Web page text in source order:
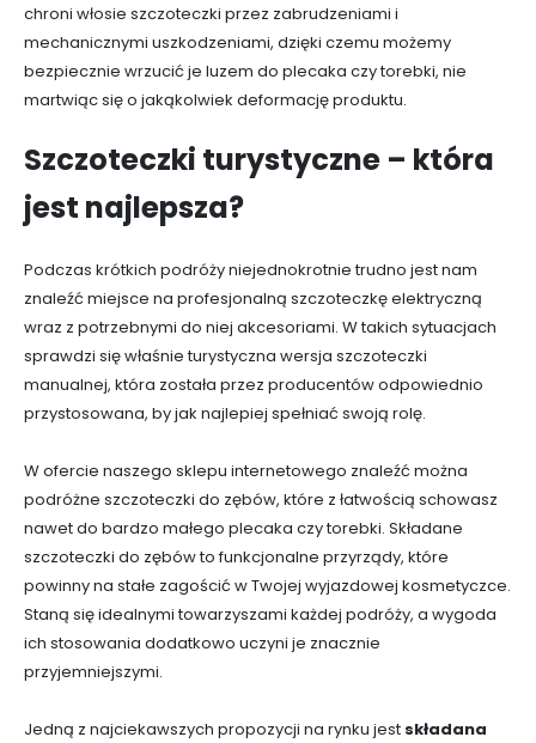
chroni włosie szczoteczki przez zabrudzeniami i
mechanicznymi uszkodzeniami, dzięki czemu możemy
bezpiecznie wrzucić je luzem do plecaka czy torebki, nie
martwiąc się o jakąkolwiek deformację produktu.
Szczoteczki turystyczne – która
jest najlepsza?
Podczas krótkich podróży niejednokrotnie trudno jest nam
znaleźć miejsce na profesjonalną szczoteczkę elektryczną
wraz z potrzebnymi do niej akcesoriami. W takich sytuacjach
sprawdzi się właśnie turystyczna wersja szczoteczki
manualnej, która została przez producentów odpowiednio
przystosowana, by jak najlepiej spełniać swoją rolę.
W ofercie naszego sklepu internetowego znaleźć można
podróżne szczoteczki do zębów, które z łatwością schowasz
nawet do bardzo małego plecaka czy torebki. Składane
szczoteczki do zębów to funkcjonalne przyrządy, które
powinny na stałe zagościć w Twojej wyjazdowej kosmetyczce.
Staną się idealnymi towarzyszami każdej podróży, a wygoda
ich stosowania dodatkowo uczyni je znacznie
przyjemniejszymi.
Jedną z najciekawszych propozycji na rynku jest składana